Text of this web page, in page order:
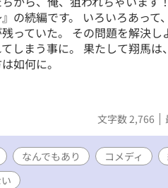
の続編です。 いろいろあっ
っていた。 その問題を解決
しまう事に。 果たして翔馬
如何に。
文字数 2,766
なんでもあり コメディ